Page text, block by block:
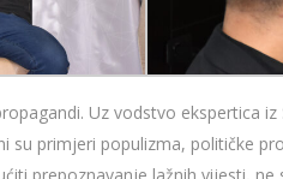
Uz vodstvo ekspertica
su primjeri populizma, političke